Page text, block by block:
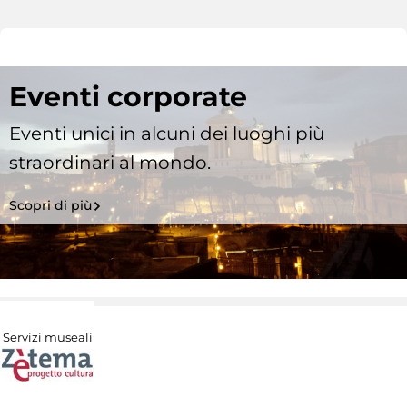
Eventi corporate
Eventi unici in alcuni dei luoghi più
straordinari al mondo.
Scopri di più
Servizi museali